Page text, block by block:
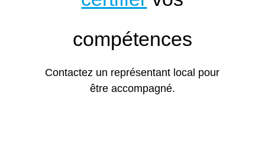
compétences
Contactez un représentant local pour
être accompagné.